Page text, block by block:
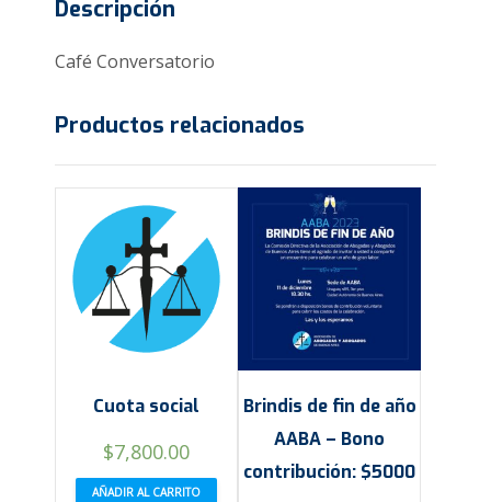
Descripción
Café Conversatorio
Productos relacionados
Cuota social
$7,800.00
AÑADIR AL CARRITO
Brindis de fin de año
AABA – Bono
contribución: $5000